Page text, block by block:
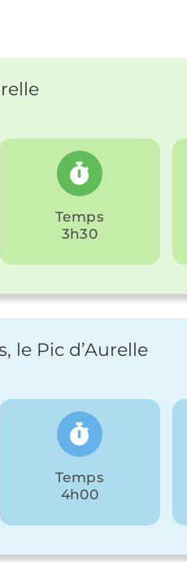
Temps
3h30
le Pic d’Aurelle
Temps
4h00